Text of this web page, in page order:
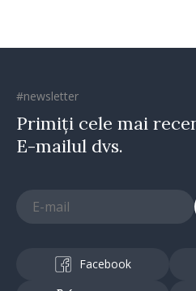
#newsletter
Primiți cele mai
E-mailul dvs.
Facebook